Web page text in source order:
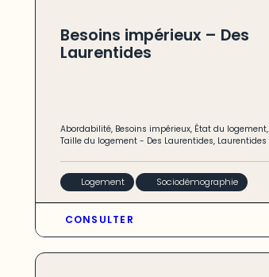
Besoins impérieux – Des
Laurentides
Abordabilité, Besoins impérieux, État du logement,
Taille du logement- Des Laurentides, Laurentides
Logement Sociodémographie
CONSULTER